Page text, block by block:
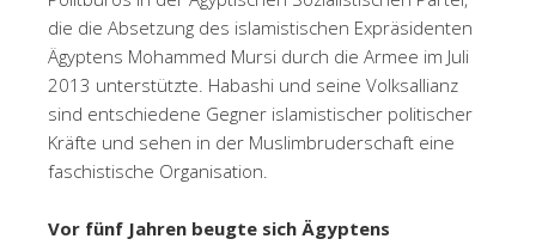
die die Absetzung des islamistischen Expräsidenten
Ägyptens Mohammed Mursi durch die Armee im Juli
2013 unterstützte. Habashi und seine Volksallianz
sind entschiedene Gegner islamistischer politischer
Kräfte und sehen in der Muslimbruderschaft eine
faschistische Organisation.
Vor fünf Jahren beugte sich Ägyptens